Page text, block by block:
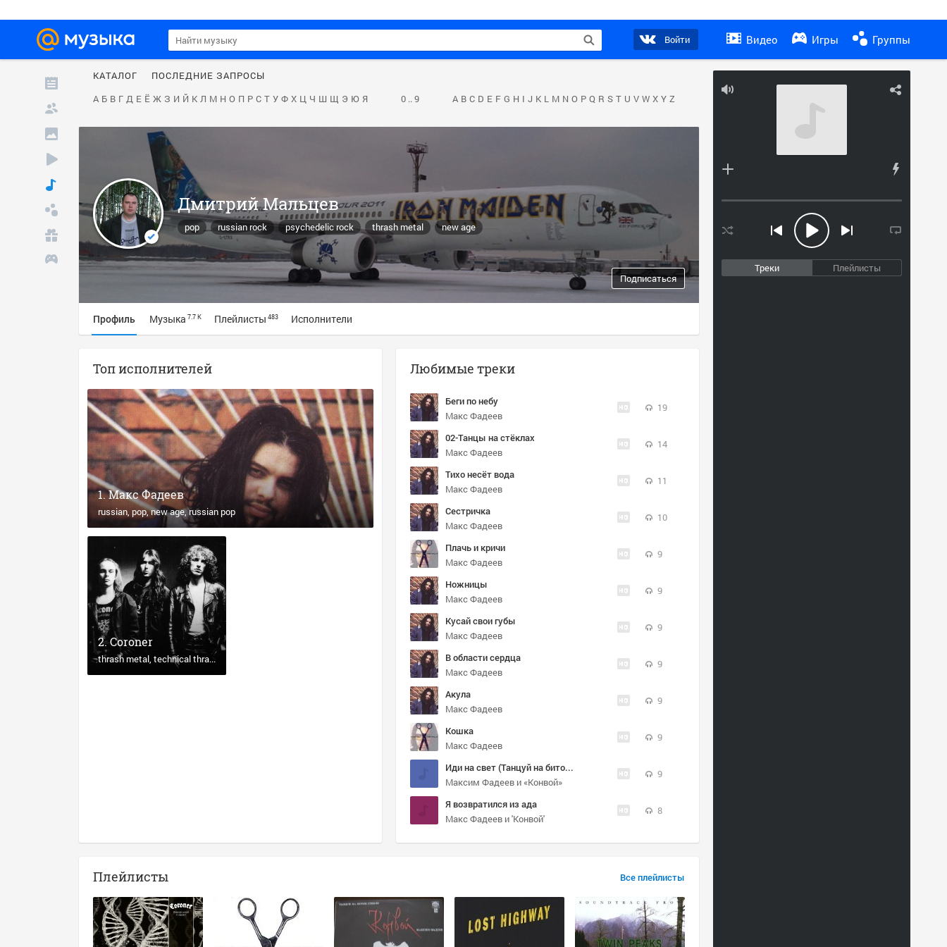
Войти Видео Игры Группы
Треки Плейлисты
КАТАЛОГ
ПОСЛЕДНИЕ ЗАПРОСЫ
А Б В Г Д Е Ё Ж З И Й К Л М Н О П Р С Т У Ф Х Ц Ч Ш Щ Э Ю Я 0 .. 9 A B C D E F G H I J K L M N O P Q R S T U V W X Y Z
Дмитрий Мальцев
pop russian rock psychedelic rock thrash metal new age
Подписаться
Профиль Музыка 7.7 K Плейлисты 483 Исполнители
Топ исполнителей
Макс Фадеев
russian pop new age russian pop
Coroner
thrash metal technical thrash metal progressive metal
Любимые треки
Беги по небу
Макс Фадеев
19
02-Танцы на стёклах
Макс Фадеев
14
Тихо несёт вода
Макс Фадеев
11
Сестричка
Макс Фадеев
10
Плачь и кричи
Макс Фадеев
9
Ножницы
Макс Фадеев
9
Кусай свои губы
Макс Фадеев
9
В области сердца
Макс Фадеев
9
Акула
Макс Фадеев
9
Кошка
Макс Фадеев
9
Иди на свет (Танцуй на битом стекле LP, 1991)
Максим Фадеев и «Конвой»
9
Я возвратился из ада
Макс Фадеев и 'Конвой'
8
Все плейлисты
Плейлисты